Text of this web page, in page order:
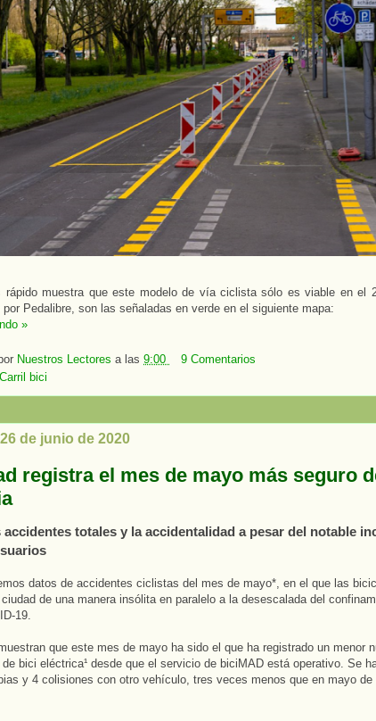
rápido muestra que este modelo de vía ciclista sólo es viable en el
por Pedalibre, son las señaladas en verde en el siguiente mapa:
»
Nuestros Lectores a las 9:00
9 Comentarios
Carril bici
de junio de 2020
registra el mes de mayo más seguro
accidentes totales y la accidentalidad a pesar del notable
datos de accidentes ciclistas del mes de mayo*, en el que las
de una manera insólita en paralelo a la desescalada del
19.
que este mes de mayo ha sido el que ha registrado un menor
bici eléctrica¹ desde que el servicio de biciMAD está operativo. Se
y 4 colisiones con otro vehículo, tres veces menos que en mayo de